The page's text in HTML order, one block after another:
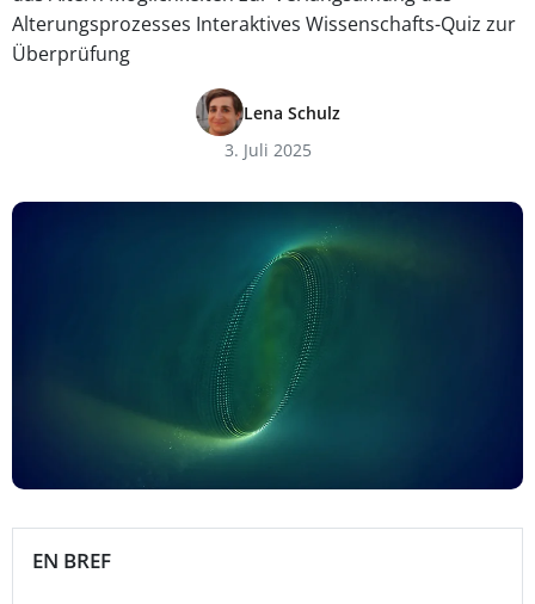
Alterungsprozesses Interaktives Wissenschafts-Quiz zur
Überprüfung
Lena Schulz
3. Juli 2025
EN BREF